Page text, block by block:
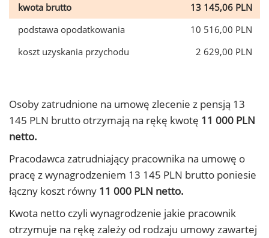
kwota brutto
13 145,06 PLN
podstawa opodatkowania
10 516,00 PLN
koszt uzyskania przychodu
2 629,00 PLN
Osoby zatrudnione na umowę zlecenie z pensją 13
145 PLN brutto otrzymają na rękę kwotę 11 000 PLN
netto.
Pracodawca zatrudniający pracownika na umowę o
pracę z wynagrodzeniem 13 145 PLN brutto poniesie
łączny koszt równy 11 000 PLN netto.
Kwota netto czyli wynagrodzenie jakie pracownik
otrzymuje na rękę zależy od rodzaju umowy zawartej